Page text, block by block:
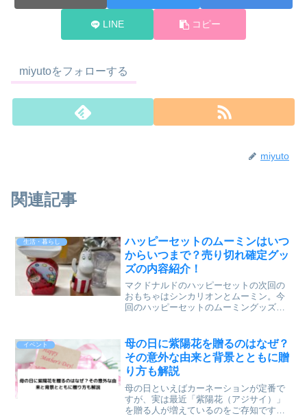
LINE コピー
miyutoをフォローする
miyuto
関連記事
生活・暮らし
ハッピーセットのムーミンはいつ
からいつまで？売り切れ確定グッ
ズの内容紹介！
マクドナルドのハッピーセットの次回の
おもちゃはシンカリオンとムーミン。今
回のハッピーセットのムーミングッズは
ニョロニョロなどとっても可愛いくて実
は私も欲しいな～と狙って...
イベント
母の日に紫陽花を贈るのはなぜ？
その意外な由来と背景とともに贈
り方も解説
母の日といえばカーネーションが定番で
すが、実は最近「紫陽花（アジサイ）」
を贈る人が増えているのをご存知です